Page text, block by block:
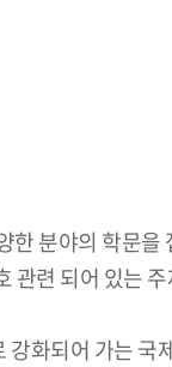
한 분야의 학문을
관련 되어 있는
강화되어 가는 국